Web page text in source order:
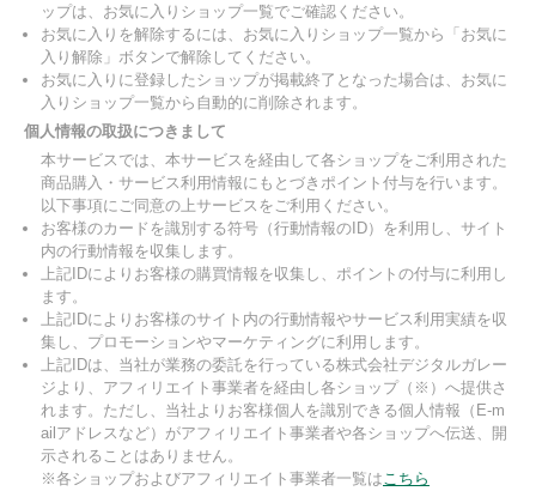
ップは、お気に入りショップ一覧でご確認ください。
お気に入りを解除するには、お気に入りショップ一覧から「お気に
入り解除」ボタンで解除してください。
お気に入りに登録したショップが掲載終了となった場合は、お気に
入りショップ一覧から自動的に削除されます。
個人情報の取扱につきまして
本サービスでは、本サービスを経由して各ショップをご利用された
商品購入・サービス利用情報にもとづきポイント付与を行います。
以下事項にご同意の上サービスをご利用ください。
お客様のカードを識別する符号（行動情報のID）を利用し、サイト
内の行動情報を収集します。
上記IDによりお客様の購買情報を収集し、ポイントの付与に利用し
ます。
上記IDによりお客様のサイト内の行動情報やサービス利用実績を収
集し、プロモーションやマーケティングに利用します。
上記IDは、当社が業務の委託を行っている株式会社デジタルガレー
ジより、アフィリエイト事業者を経由し各ショップ（※）へ提供さ
れます。ただし、当社よりお客様個人を識別できる個人情報（E-m
ailアドレスなど）がアフィリエイト事業者や各ショップへ伝送、開
示されることはありません。
※各ショップおよびアフィリエイト事業者一覧はこちら